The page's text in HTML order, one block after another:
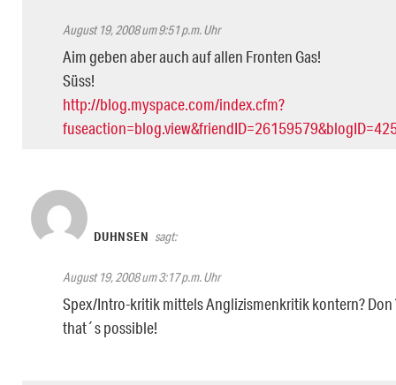
August 19, 2008 um 9:51 p.m. Uhr
Aim geben aber auch auf allen Fronten Gas!
Süss!
http://blog.myspace.com/index.cfm?
DUHNSEN sagt:
August 19, 2008 um 3:17 p.m. Uhr
Spex/Intro-kritik mittels Anglizismenkritik kontern?
that´s possible!